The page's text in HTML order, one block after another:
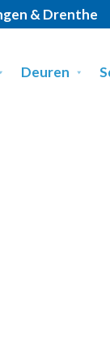
& Drenthe
Deuren